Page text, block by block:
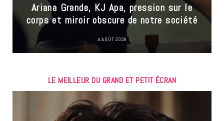
Ariana Grande, KJ Apa, pression sur le
corps et miroir obscure de notre société
4 AOÛT 2026
LE MEILLEUR DU GRAND ET PETIT ÉCRAN